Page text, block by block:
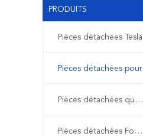
PRODUITS
Pièces détachées Tesla
Pièces détachées quotidiennes Iveco
Pièces détachées Ford Transit